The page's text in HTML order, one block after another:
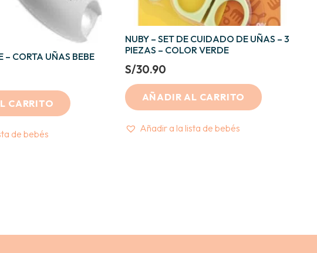
– CORTA UÑAS BEBE
CARRITO
de bebés
NUBY – SET DE CUIDADO DE UÑAS – 3
PIEZAS – COLOR VERDE
S/30.90
AÑADIR AL CARRITO
Añadir a la lista de bebés